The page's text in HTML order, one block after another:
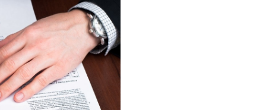
Diligence
Diligence
для